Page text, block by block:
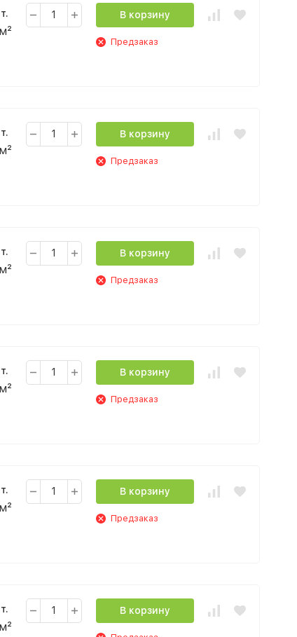
В корзину
Предзаказ
В корзину
Предзаказ
В корзину
Предзаказ
В корзину
Предзаказ
В корзину
Предзаказ
В корзину